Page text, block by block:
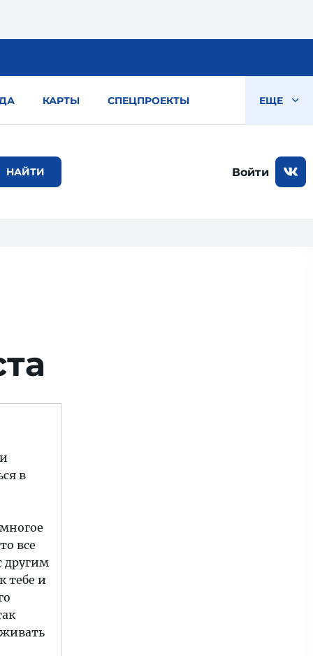
КАРТЫ СПЕЦПРОЕКТЫ ЕЩЕ
Войти
в
все
другим
тебе и